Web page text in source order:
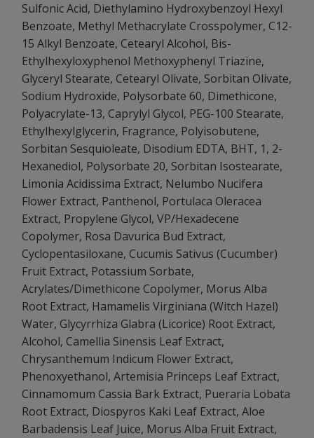
Sulfonic Acid, Diethylamino Hydroxybenzoyl Hexyl
Benzoate, Methyl Methacrylate Crosspolymer, C12-
15 Alkyl Benzoate, Cetearyl Alcohol, Bis-
Ethylhexyloxyphenol Methoxyphenyl Triazine,
Glyceryl Stearate, Cetearyl Olivate, Sorbitan Olivate,
Sodium Hydroxide, Polysorbate 60, Dimethicone,
Polyacrylate-13, Caprylyl Glycol, PEG-100 Stearate,
Ethylhexylglycerin, Fragrance, Polyisobutene,
Sorbitan Sesquioleate, Disodium EDTA, BHT, 1, 2-
Hexanediol, Polysorbate 20, Sorbitan Isostearate,
Limonia Acidissima Extract, Nelumbo Nucifera
Flower Extract, Panthenol, Portulaca Oleracea
Extract, Propylene Glycol, VP/Hexadecene
Copolymer, Rosa Davurica Bud Extract,
Cyclopentasiloxane, Cucumis Sativus (Cucumber)
Fruit Extract, Potassium Sorbate,
Acrylates/Dimethicone Copolymer, Morus Alba
Root Extract, Hamamelis Virginiana (Witch Hazel)
Water, Glycyrrhiza Glabra (Licorice) Root Extract,
Alcohol, Camellia Sinensis Leaf Extract,
Chrysanthemum Indicum Flower Extract,
Phenoxyethanol, Artemisia Princeps Leaf Extract,
Cinnamomum Cassia Bark Extract, Pueraria Lobata
Root Extract, Diospyros Kaki Leaf Extract, Aloe
Barbadensis Leaf Juice, Morus Alba Fruit Extract,